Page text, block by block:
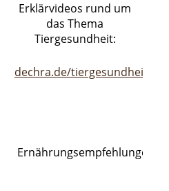
Erklärvideos rund um
das Thema
Tiergesundheit:
dechra.de/tiergesundheit/
Ernährungsempfehlungen: